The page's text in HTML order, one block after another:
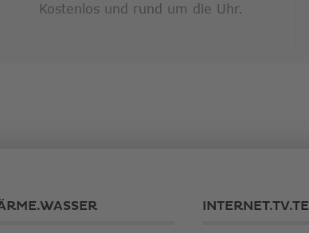
Kostenlos und rund um die Uhr.